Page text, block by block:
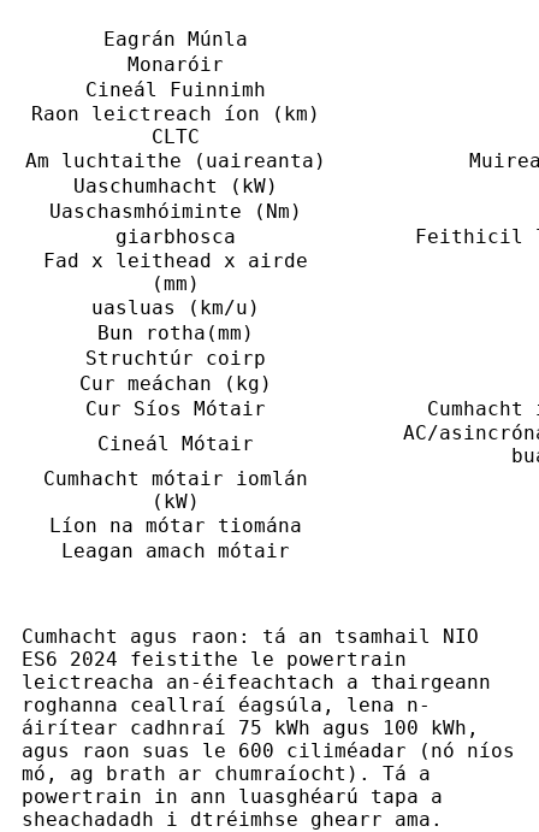
Eagrán Múnla
Monaróir
Cineál Fuinnimh
Raon leictreach íon (km)
CLTC
Am luchtaithe (uaireanta)
Uaschumhacht (kW)
Uaschasmhóiminte (Nm)
giarbhosca
Feithicil
Fad x leithead x airde
(mm)
uasluas (km/u)
Bun rotha(mm)
Struchtúr coirp
Cur meáchan (kg)
Cur Síos Mótair
Cineál Mótair
AC/
Cumhacht mótair iomlán
(kW)
Líon na mótar tiomána
Leagan amach mótair
Cumhacht agus raon: tá an tsamhail NIO
ES6 2024 feistithe le powertrain
leictreacha an-éifeachtach a thairgeann
roghanna ceallraí éagsúla, lena n-
áirítear cadhnraí 75 kWh agus 100 kWh,
agus raon suas le 600 ciliméadar (nó níos
mó, ag brath ar chumraíocht). Tá a
powertrain in ann luasghéarú tapa a
sheachadadh i dtréimhse ghearr ama.